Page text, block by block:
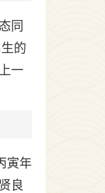
同
的
一
寅年
良